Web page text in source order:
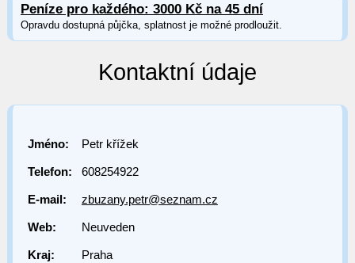
Peníze pro každého: 3000 Kč na 45 dní
Opravdu dostupná půjčka, splatnost je možné prodloužit.
Kontaktní údaje
Jméno: Petr křížek
Telefon: 608254922
E-mail: zbuzany.petr@seznam.cz
Web: Neuveden
Kraj: Praha